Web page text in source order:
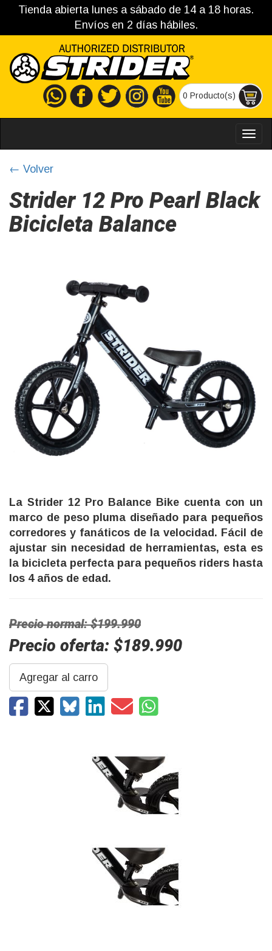
Tienda abierta lunes a sábado de 14 a 18 horas.
Envíos en 2 días hábiles.
0 Producto(s)
← Volver
Strider 12 Pro Pearl Black
Bicicleta Balance
La Strider 12 Pro Balance Bike cuenta con un
marco de peso pluma diseñado para pequeños
corredores y fanáticos de la velocidad. Fácil de
ajustar sin necesidad de herramientas, esta es
la bicicleta perfecta para pequeños riders hasta
los 4 años de edad.
Precio normal: $199.990
Precio oferta: $189.990
Agregar al carro